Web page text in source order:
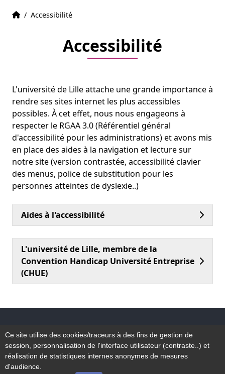
Accueil
Accueil
/ Accessibilité
Accessibilité
L'université de Lille attache une grande importance à
rendre ses sites internet les plus accessibles
possibles. À cet effet, nous nous engageons à
respecter le RGAA 3.0 (Référentiel général
d'accessibilité pour les administrations) et avons mis
en place des aides à la navigation et lecture sur
notre site (version contrastée, accessibilité clavier
des menus, police de substitution pour les
personnes atteintes de dyslexie..)
Aides à l'accessibilité
L'université de Lille, membre de la
Convention Handicap Université Entreprise
(CHUE)
Accessibilité
Plan du site
Mentions légales
Ce site utilise des cookies/traceurs à des fins de gestion de
session, personnalisation de l'interface utilisateur (contraste..) et
réalisation de statistiques internes anonymes de mesures
d'audience.